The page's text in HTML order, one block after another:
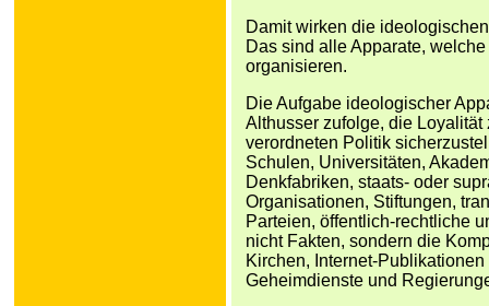
Damit wirken die
Das sind alle Apparate,
organisieren.
Die Aufgabe ideologischer
Althusser zufolge, die
verordneten Politik
Schulen, Universitäten,
Denkfabriken, staats- oder
Organisationen, Stiftungen,
Parteien, öffentlich-rechtliche
nicht Fakten, sondern die
Kirchen, Internet-
Geheimdienste und